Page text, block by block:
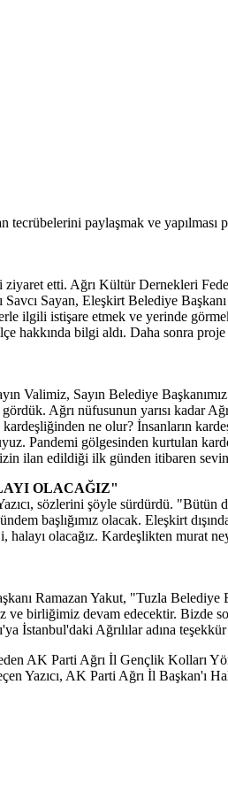
paylaşmak ve
etti. Ağrı Kültür Dernekleri
Sayan, Eleşkirt Belediye
ilgili istişare etmek ve yerinde
hakkında bilgi aldı. Daha sonra
Valimiz, Sayın Belediye
Ağrı nüfusunun yarısı kadar
ne olur? İnsanların
Pandemi gölgesinden kurtulan
ilan edildiği ilk günden itibaren
OLACAĞIZ"
sözlerini şöyle sürdürdü.
başlığımız olacak. Eleşkirt
halayı olacağız. Kardeşlikten
Ramazan Yakut, "Tuzla Belediye
birliğimiz devam edecektir. Bizde
İstanbul'daki Ağrılılar adına
AK Parti Ağrı İl Gençlik
Yazıcı, AK Parti Ağrı İl Başkan'ı